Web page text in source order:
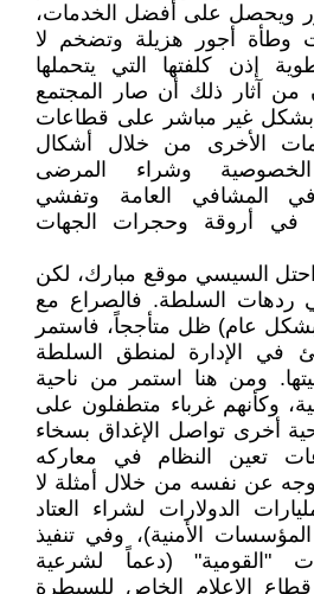
ويحصل على أفضل الخدمات،
وطأة أجور هزيلة وتضخم لا
إذن كلفتها التي يتحملها
من آثار ذلك أن صار المجتمع
بشكل غير مباشر على قطاعات
الأخرى من خلال أشكال
وشراء المرضى
في المشافي العامة وتفشي
في أروقة وحجرات الجهات
السيسي موقع مبارك، لكن
ردهات السلطة. فالصراع مع
بشكل عام) ظل متأججاً، فاستمر
الإدارة لمنطق السلطة
ومن هنا استمر من ناحية
وكأنهم غرباء متطفلون على
أخرى تواصل الإغداق بسخاء
تعين النظام في معاركه
عن نفسه من خلال أمثلة لا
الدولارات لشراء العتاد
الأمنية)، وفي تنفيذ
"القومية" (دعماً لشرعية
الإعلام الخاص للسيطرة